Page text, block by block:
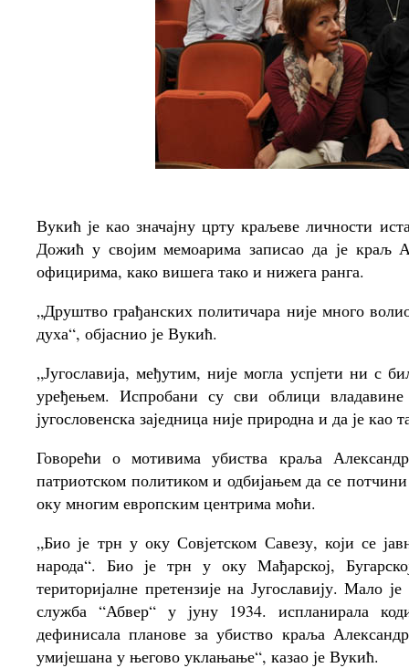
Вукић је као значајну црту краљеве личности
Дожић у својим мемоарима записао да је краљ
официрима, како вишега тако и нижега ранга.
„Друштво грађанских политичара није много
духа“, објаснио је Вукић.
„Југославија, међутим, није могла успјети ни с
уређењем. Испробани су сви облици
југословенска заједница није природна и да је као
Говорећи о мотивима убиства краља
патриотском политиком и одбијањем да се
оку многим европским центрима моћи.
„Био је трн у оку Совјетском Савезу, који се
народа“. Био је трн у оку Мађарској,
територијалне претензије на Југославију. Мало
служба “Абвер“ у јуну 1934. испланирала
дефинисала планове за убиство краља
умијешана у његово уклањање“, казао је Вукић.